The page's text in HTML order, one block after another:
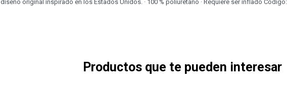
diseño original inspirado en los Estados Unidos. · 100 % poliuretano · Requiere ser inflado
Productos que te pueden interesar